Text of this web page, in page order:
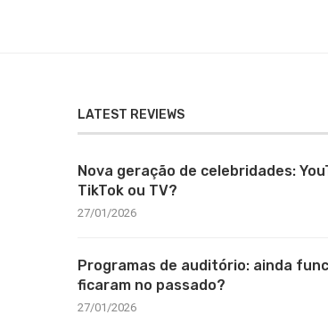
LATEST REVIEWS
Nova geração de celebridades:
TikTok ou TV?
27/01/2026
Programas de auditório: ainda
ficaram no passado?
27/01/2026